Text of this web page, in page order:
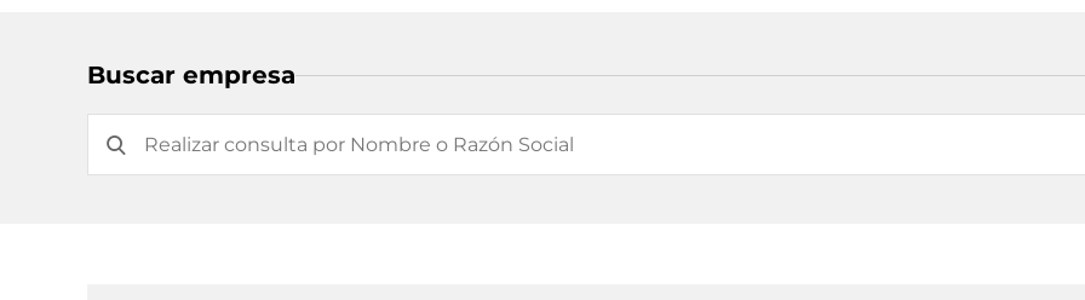
Buscar empresa